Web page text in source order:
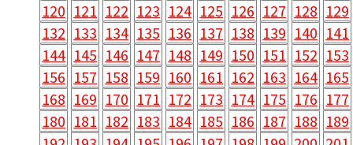
120 121 122 123 124 125 126 127 128 129
132 133 134 135 136 137 138 139 140 141
144 145 146 147 148 149 150 151 152 153
156 157 158 159 160 161 162 163 164 165
168 169 170 171 172 173 174 175 176 177
180 181 182 183 184 185 186 187 188 189